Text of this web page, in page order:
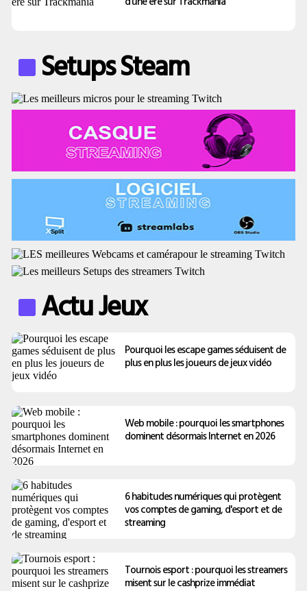
Setups Steam
Actu Jeux
Pourquoi les escape games séduisent de
plus en plus les joueurs de jeux vidéo
Web mobile : pourquoi les smartphones
dominent désormais Internet en 2026
6 habitudes numériques qui protègent
vos comptes de gaming, d'esport et de
streaming
Tournois esport : pourquoi les streamers
misent sur le cashprize immédiat